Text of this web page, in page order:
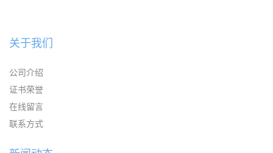
关于我们
公司介绍
证书荣誉
在线留言
联系方式